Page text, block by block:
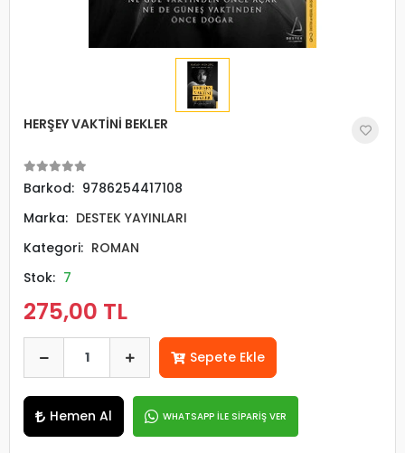
HERŞEY VAKTİNİ BEKLER
Barkod: 9786254417108
Marka: DESTEK YAYINLARI
Kategori: ROMAN
Stok: 7
275,00 TL
Sepete Ekle
Hemen Al WHATSAPP İLE SİPARİŞ VER